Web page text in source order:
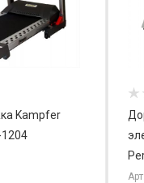
Kampfer